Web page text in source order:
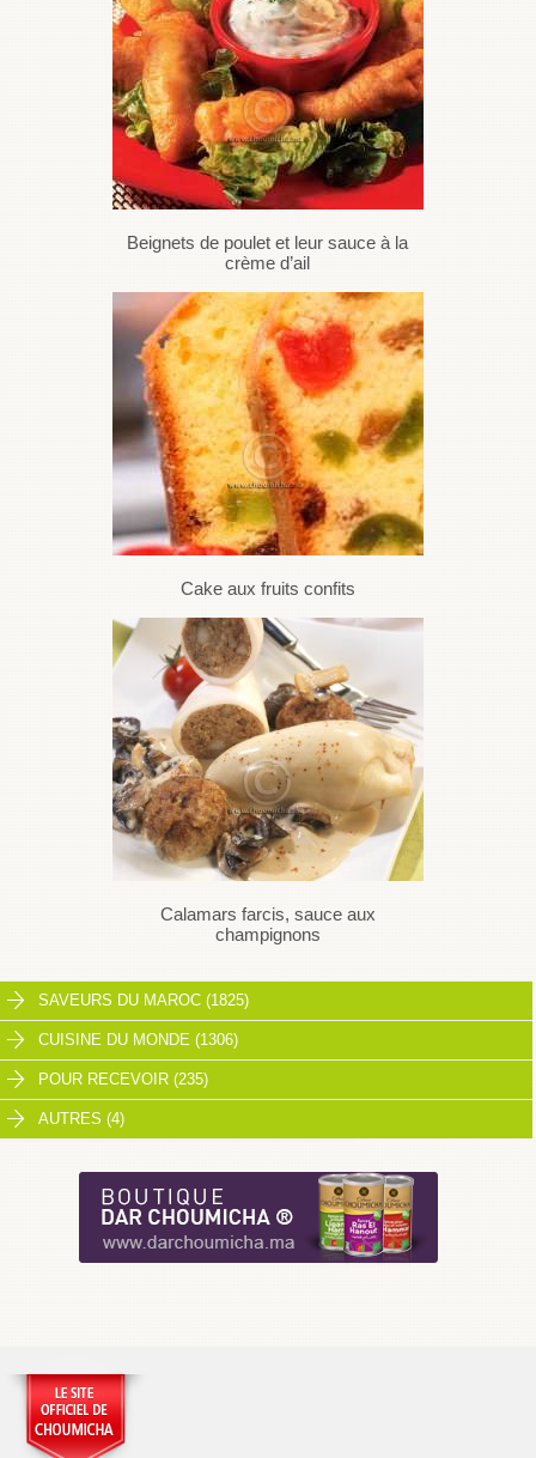
Beignets de poulet et leur sauce à la
crème d’ail
Cake aux fruits confits
Calamars farcis, sauce aux
champignons
SAVEURS DU MAROC (1825)
CUISINE DU MONDE (1306)
POUR RECEVOIR (235)
AUTRES (4)